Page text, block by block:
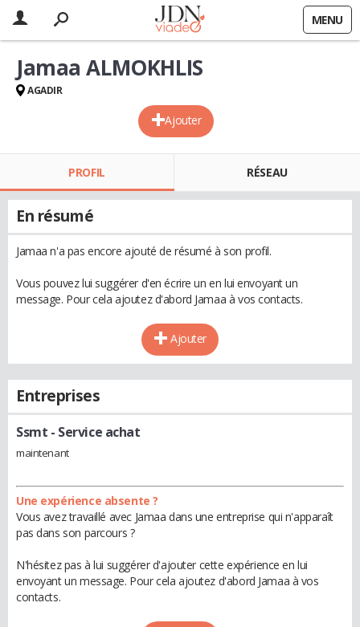
MENU
Ajouter
Jamaa ALMOKHLIS
AGADIR
PROFIL RÉSEAU
En résumé
Jamaa n'a pas encore ajouté de résumé à son profil.
Vous pouvez lui suggérer d'en écrire un en lui envoyant un
message. Pour cela ajoutez d'abord Jamaa à vos contacts.
Ajouter
Entreprises
Ssmt - Service achat
maintenant
Une expérience absente ?
Vous avez travaillé avec Jamaa dans une entreprise qui n'apparaît
pas dans son parcours ?
N'hésitez pas à lui suggérer d'ajouter cette expérience en lui
envoyant un message. Pour cela ajoutez d'abord Jamaa à vos
contacts.